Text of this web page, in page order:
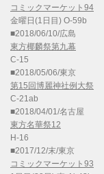
コミックマーケット94
金曜日(1日目) O-59b
■2018/06/10/広島
東方椰麟祭第九幕
C-15
■2018/05/06/東京
第15回博麗神社例大祭
C-21ab
■2018/04/01/名古屋
東方名華祭12
H-16
■2017/12/末/東京
コミックマーケット93